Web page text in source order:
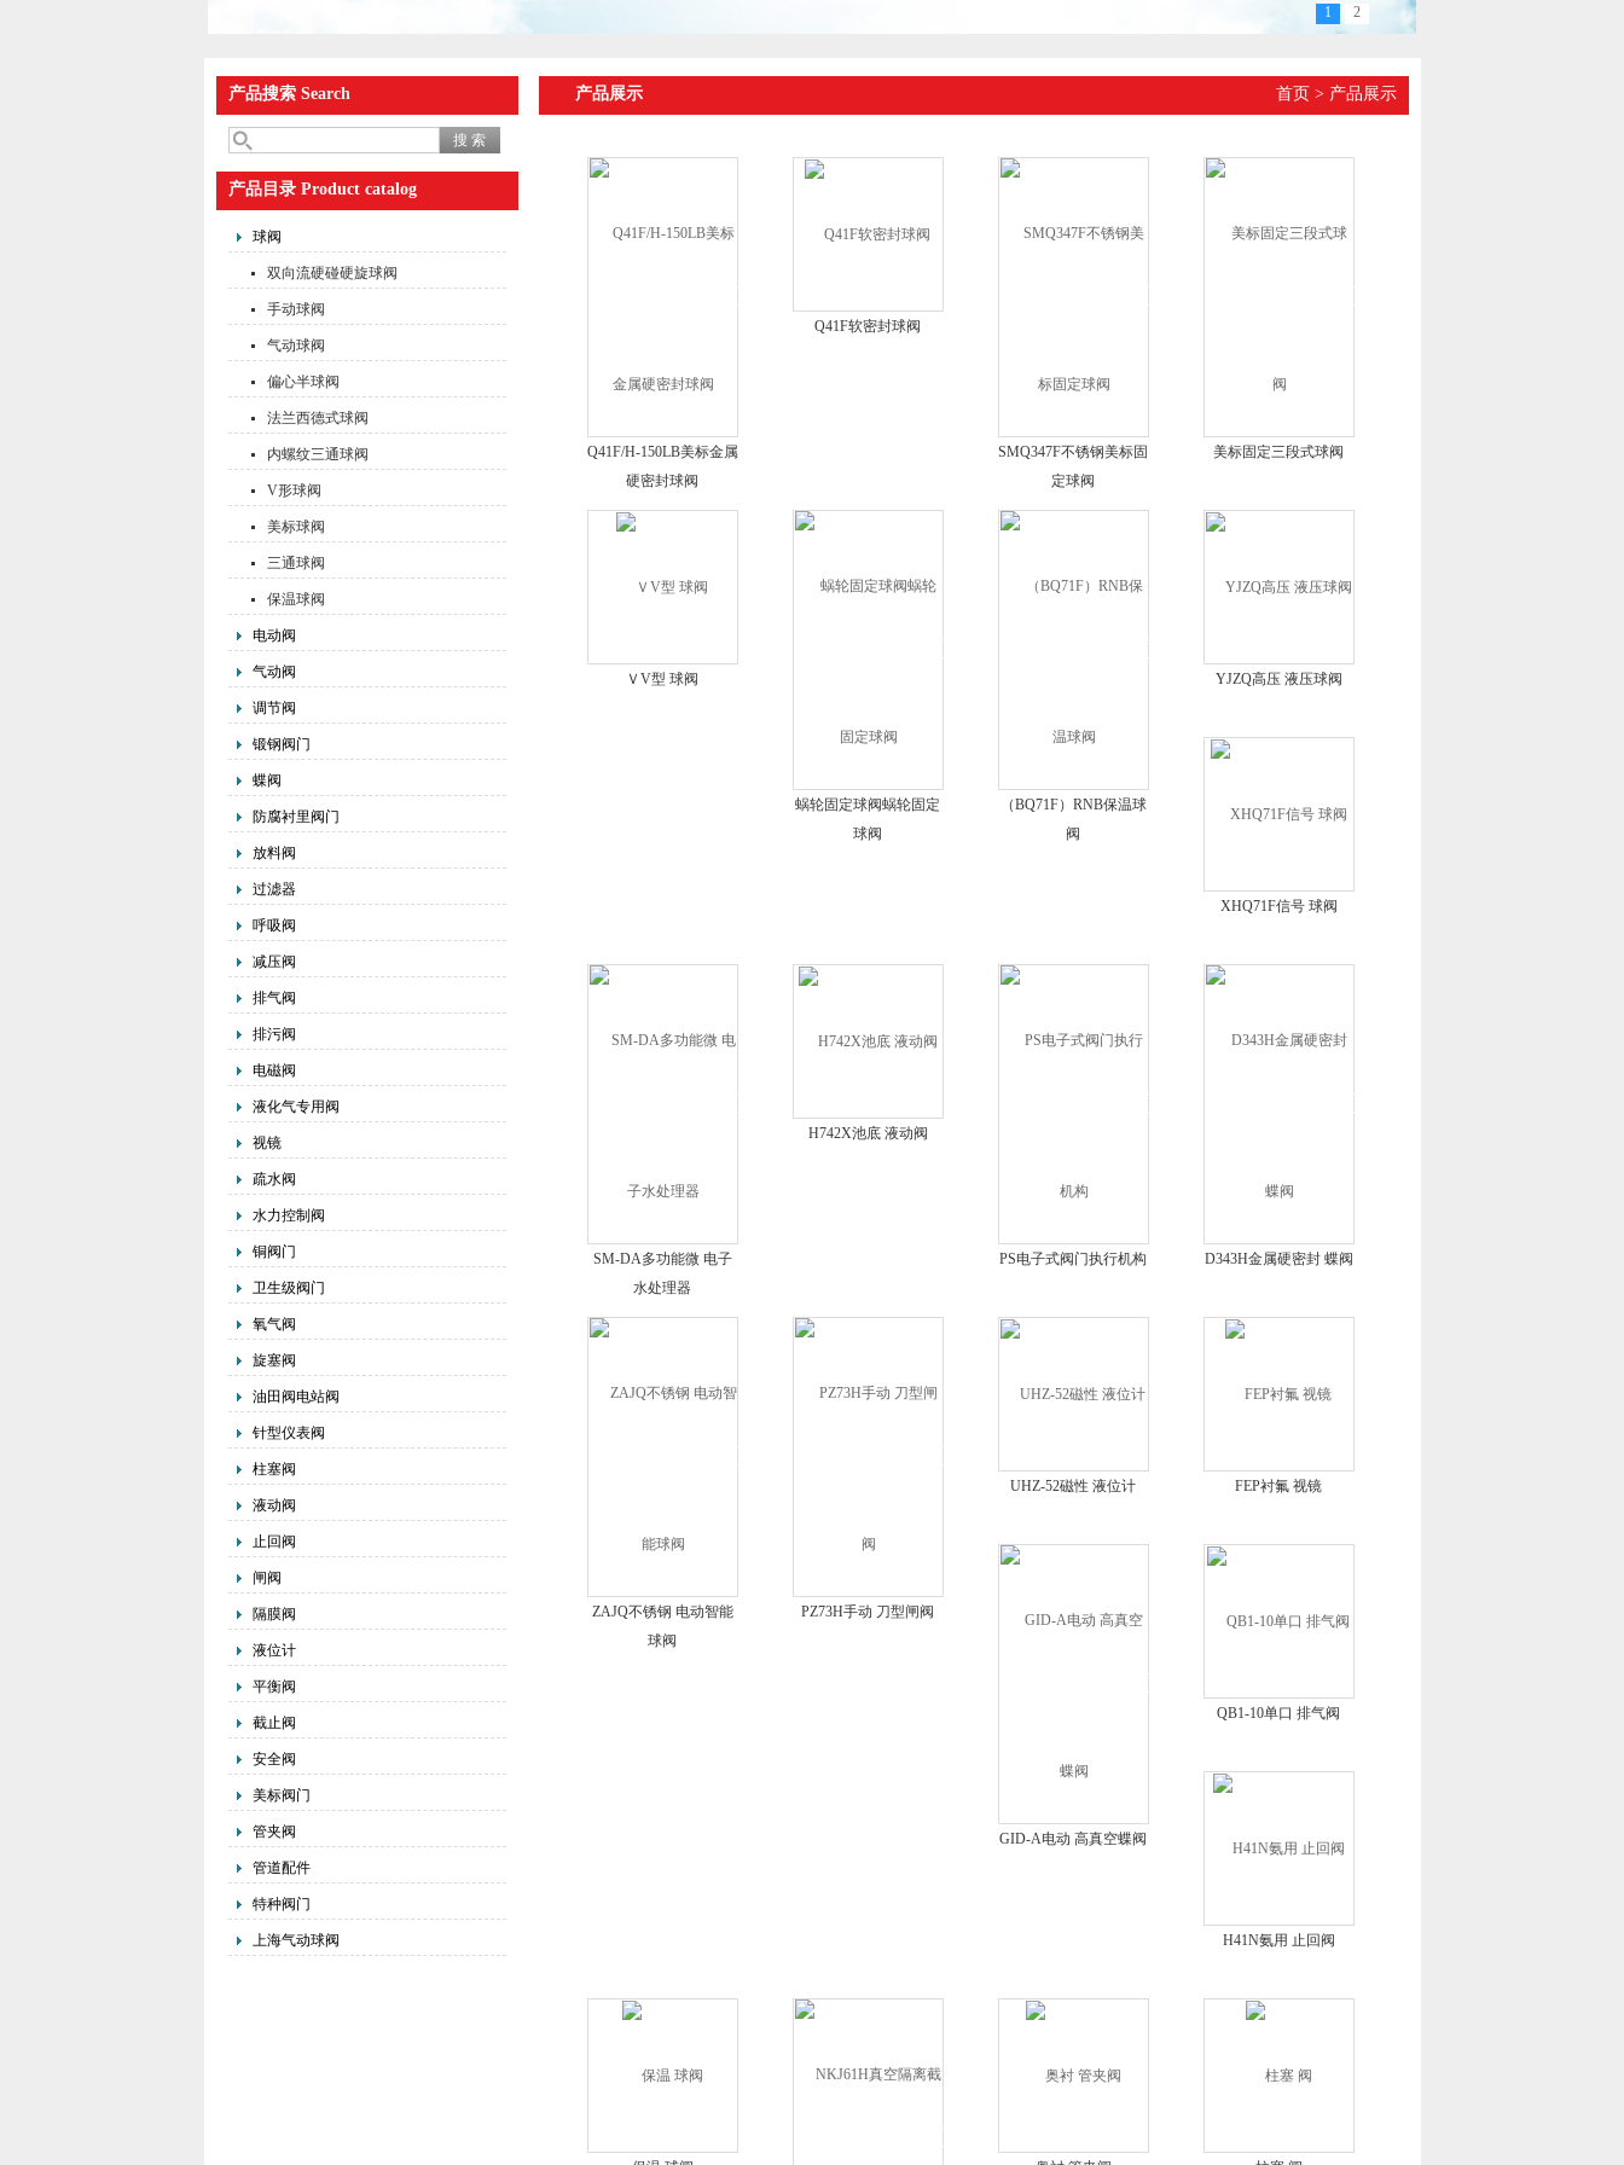
1 2
产品搜索 Search
产品目录 Product catalog
球阀
双向流硬碰硬旋球阀
手动球阀
气动球阀
偏心半球阀
法兰西德式球阀
内螺纹三通球阀
V形球阀
美标球阀
三通球阀
保温球阀
电动阀
气动阀
调节阀
锻钢阀门
蝶阀
防腐衬里阀门
放料阀
过滤器
呼吸阀
减压阀
排气阀
排污阀
电磁阀
液化气专用阀
视镜
疏水阀
水力控制阀
铜阀门
卫生级阀门
氧气阀
旋塞阀
油田阀电站阀
针型仪表阀
柱塞阀
液动阀
止回阀
闸阀
隔膜阀
液位计
平衡阀
截止阀
安全阀
美标阀门
管夹阀
管道配件
特种阀门
上海气动球阀
产品展示 首页 > 产品展示
Q41F/H-150LB美标金属
硬密封球阀
Q41F软密封球阀
SMQ347F不锈钢美标固
定球阀
美标固定三段式球阀
ＶV型 球阀
蜗轮固定球阀蜗轮固定
球阀
（BQ71F）RNB保温球
阀
YJZQ高压 液压球阀
XHQ71F信号 球阀
SM-DA多功能微 电子
水处理器
H742X池底 液动阀
PS电子式阀门执行机构 D343H金属硬密封 蝶阀
ZAJQ不锈钢 电动智能
球阀
PZ73H手动 刀型闸阀
UHZ-52磁性 液位计 FEP衬氟 视镜
GID-A电动 高真空蝶阀
QB1-10单口 排气阀
H41N氨用 止回阀